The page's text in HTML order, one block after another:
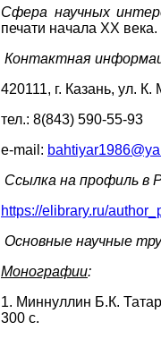
Сфера научных
печати начала ХХ века.
Контактная
420111, г. Казань, ул. К.
тел.: 8(843) 590-55-93
e-mail:
Ссылка на профиль в
https://elibrary.ru/
Основные научные
Монографии:
1. Миннуллин Б.К.
300 с.